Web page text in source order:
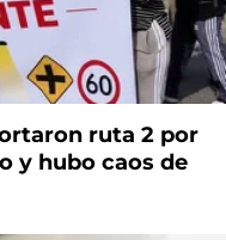
ruta 2 por
y hubo caos de